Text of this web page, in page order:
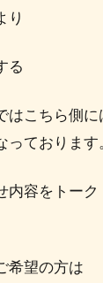
り
る
はこちら側
ております
容をトーク
希望の方は